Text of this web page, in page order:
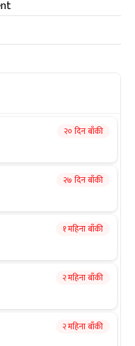
२० दिन बाँकी
२७ दिन बाँकी
१ महिना बाँकी
२ महिना बाँकी
२ महिना बाँकी